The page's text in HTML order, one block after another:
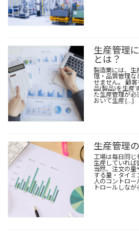
生産管理
とは？
製造業には、 生
理・品質管理な
せません。 顧
品(製品)を生産
た生産管理が必
おいて生産 […]
生産管理
工場は毎日同じ
生産していれば
当然、注文の
する量・タイミ
人のコントロ
トロールしな